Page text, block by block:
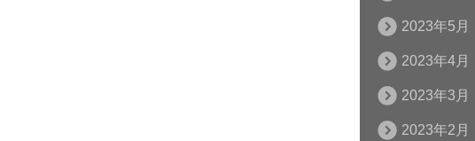
2023年5月
2023年4月
2023年3月
2023年2月